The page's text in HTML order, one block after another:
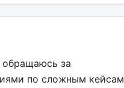
обращаюсь за
по сложным кейсам